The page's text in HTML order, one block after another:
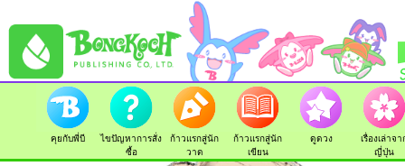
คุยกับพี่บี
ไขปัญหาการสั่ง
ซื้อ
ก้าวแรกสู่นัก
วาด
ก้าวแรกสู่นัก
เขียน
ดูดวง
เรื่องเล่าจา
ญี่ปุ่น